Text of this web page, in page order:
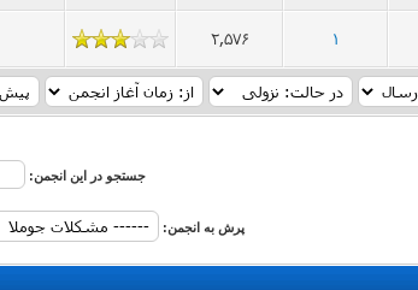
1
2,576
جستجو در این انجمن:
پرش به انجمن: